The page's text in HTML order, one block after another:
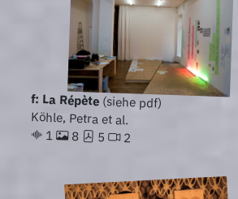
f: La Répète (siehe pdf)
Köhle, Petra et al.
1 8 5 2